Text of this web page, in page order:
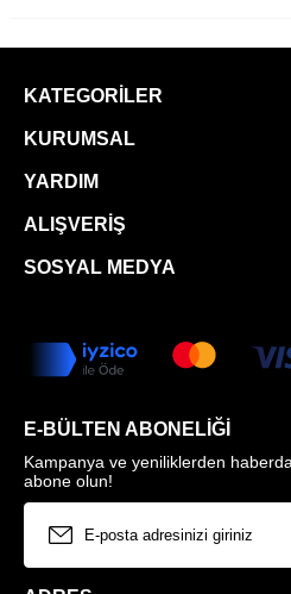
KATEGORILER
KURUMSAL
YARDIM
ALIŞVERIŞ
SOSYAL MEDYA
E-BÜLTEN ABONELIĞI
Kampanya ve yeniliklerden
abone olun!